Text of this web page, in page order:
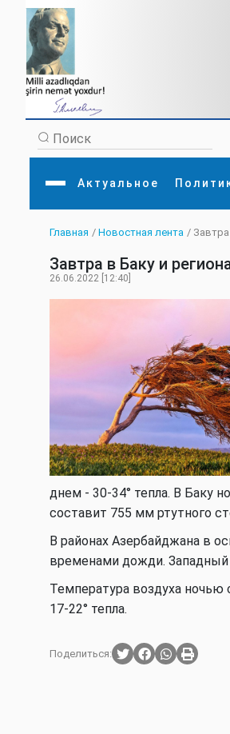
Актуальное
Актуальное
Экономика
Культура
МЕДИА
Главная / Новостная лента / Завтра
Завтра в Баку и
26.06.2022 [12:40]
днем - 30-34° тепла. В Баку
составит 755 мм ртутного
В районах Азербайджана в
временами дожди. Западный
Температура воздуха ночью
17-22° тепла.
Поделиться: